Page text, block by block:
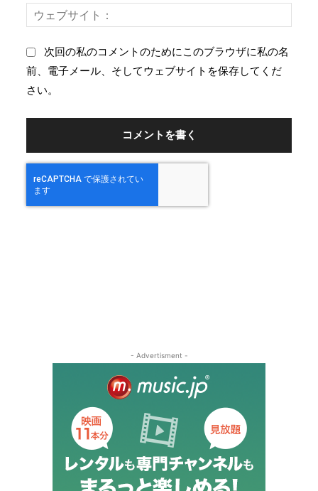
ル
ェ
：
次回の私のコメントのためにこのブラウザに私の名
前、電子メール、そしてウェブサイトを保存してくだ
さい。
- Advertisment -